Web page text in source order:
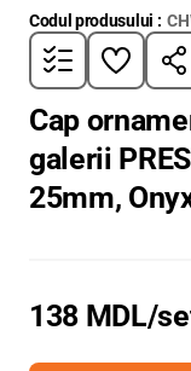
Codul produsului :
Cap
galerii
25mm,
138 MDL/